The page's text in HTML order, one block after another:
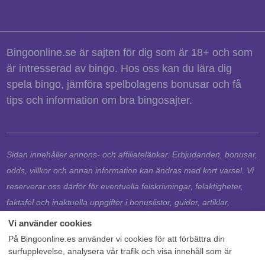
Bingoonline.se är sajten för dig som är 18+ och som
är intresserad av bingo. Hos oss kan du lära dig
spela bingo, jämföra spelbolagens bonusar och få
tips och information om bra bingosajter.
Sidan innehåller annons- och affiliatelänkar. Erbjudanden, bonusar,
odds, villkor och annan information kan ändras med kort varsel. Vi
reserverar oss därför för eventuella felskrivningar, felaktigheter,
faktafel och inaktuella uppgifter i bonuslistor, guider, artiklar,
jämförelser och nyheter. Det är alltid spelbolagets egna regler och
villkor samt aktuella uppgifter på respektive spelbolags webbplats
som gäller. 18+ Spela ansvarsfullt.
På Bingoonline.es använder vi cookies för att förbättra din
surfupplevelse, analysera vår trafik och visa innehåll som är